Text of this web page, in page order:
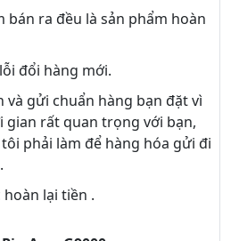
bán ra đều là sản phẩm hoàn
đổi hàng mới.
gửi chuẩn hàng bạn đặt vì
gian rất quan trọng với bạn,
phải làm để hàng hóa gửi đi
lại tiền .